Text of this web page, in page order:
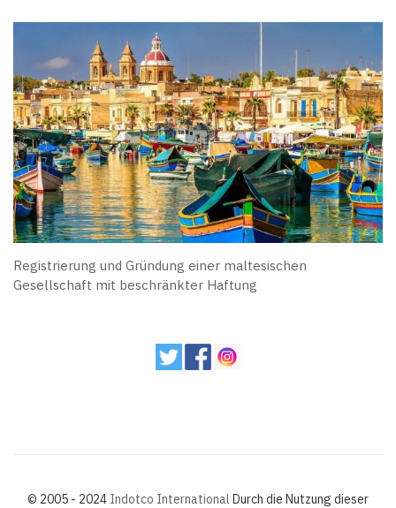
Registrierung und Gründung einer maltesischen
Gesellschaft mit beschränkter Haftung
© 2005 - 2024 Indotco International Durch die Nutzung dieser